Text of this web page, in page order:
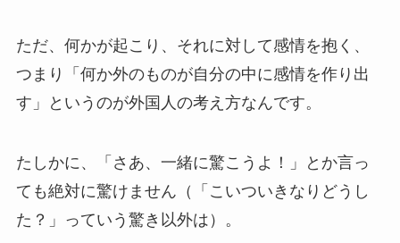
ただ、何かが起こり、それに対して感情を抱く、
つまり「何か外のものが自分の中に感情を作り出
す」というのが外国人の考え方なんです。
たしかに、「さあ、一緒に驚こうよ！」とか言っ
ても絶対に驚けません（「こいついきなりどうし
た？」っていう驚き以外は）。